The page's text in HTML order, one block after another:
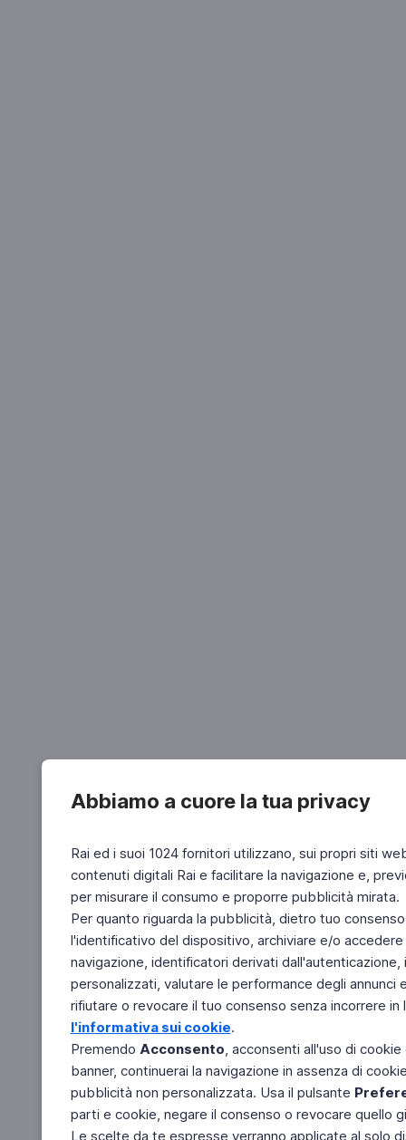
Abbiamo a cuore la tua privacy
Rai ed i suoi 1024 fornitori utilizzano, sui propri siti
contenuti digitali Rai e facilitare la navigazione e,
per misurare il consumo e proporre pubblicità mirata.
Per quanto riguarda la pubblicità, dietro tuo
l'identificativo del dispositivo, archiviare e/o
navigazione, identificatori derivati
personalizzati, valutare le performance degli
rifiutare o revocare il tuo consenso senza incorrere
l'informativa sui cookie.
Premendo Acconsento, acconsenti all'uso di
banner, continuerai la navigazione in assenza di
pubblicità non personalizzata. Usa il pulsante
parti e cookie, negare il consenso o revocare quello
Le scelte da te espresse verranno applicate al solo